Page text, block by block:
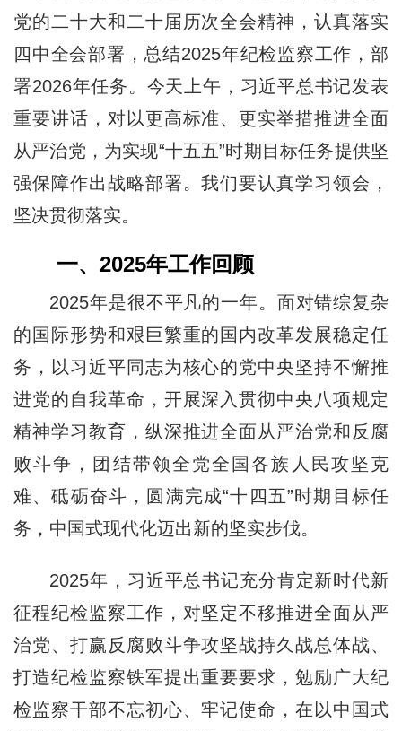
党的二十大和二十届历次全会精神，认真落实
四中全会部署，总结2025年纪检监察工作，部
署2026年任务。今天上午，习近平总书记发表
重要讲话，对以更高标准、更实举措推进全面
从严治党，为实现“十五五”时期目标任务提供坚
强保障作出战略部署。我们要认真学习领会，
坚决贯彻落实。
一、2025年工作回顾
2025年是很不平凡的一年。面对错综复杂
的国际形势和艰巨繁重的国内改革发展稳定任
务，以习近平同志为核心的党中央坚持不懈推
进党的自我革命，开展深入贯彻中央八项规定
精神学习教育，纵深推进全面从严治党和反腐
败斗争，团结带领全党全国各族人民攻坚克
难、砥砺奋斗，圆满完成“十四五”时期目标任
务，中国式现代化迈出新的坚实步伐。
2025年，习近平总书记充分肯定新时代新
征程纪检监察工作，对坚定不移推进全面从严
治党、打赢反腐败斗争攻坚战持久战总体战、
打造纪检监察铁军提出重要要求，勉励广大纪
检监察干部不忘初心、牢记使命，在以中国式